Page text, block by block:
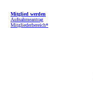
Mitglied werden
Aufnahmeantrag
Mitgliederbereich*